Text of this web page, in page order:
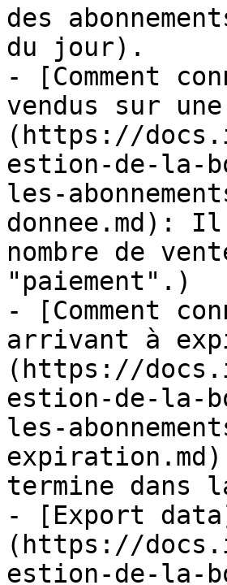
des
du jour).
- [Comment
vendus sur
(https://
estion-de-la-
les-
donnee.md):
nombre de
"paiement".)
- [Comment
arrivant à
(https://
estion-de-la-
les-
termine dans
- [Export
(https://
estion-de-la-